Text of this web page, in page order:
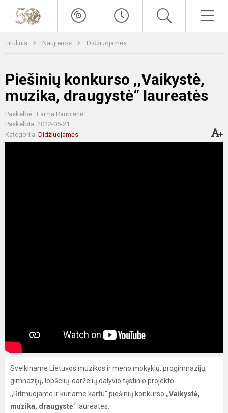
Titulinis Naujienos Didžiuojamės
Piešinių konkurso ,,Vaikystė,
muzika, draugystė“ laureatės
Paskelbė : Laima Raubienė
Paskelbta: 2022-06-21
Kategorija: Didžiuojamės
Sveikiname Lietuvos muzikos ir meno mokyklų, progimnazijų,
gimnazijų, lopšelių-darželių dalyvio tęstinio projekto
,,Ritmuojame ir kuriame kartu“ piešinių konkurso ,,Vaikystė,
muzika, draugystė“ laureates: